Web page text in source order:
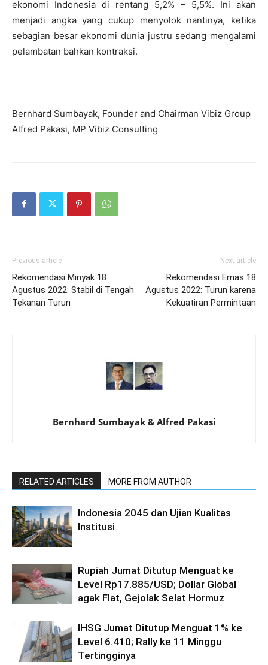
ekonomi Indonesia di rentang 5,2% – 5,5%. Ini akan
menjadi angka yang cukup menyolok nantinya, ketika
sebagian besar ekonomi dunia justru sedang mengalami
pelambatan bahkan kontraksi.
Bernhard Sumbayak, Founder and Chairman Vibiz Group
Alfred Pakasi, MP Vibiz Consulting
Previous article
Rekomendasi Minyak 18
Agustus 2022: Stabil di Tengah
Tekanan Turun
Next article
Rekomendasi Emas 18
Agustus 2022: Turun karena
Kekuatiran Permintaan
Bernhard Sumbayak & Alfred Pakasi
RELATED ARTICLES MORE FROM AUTHOR
Indonesia 2045 dan Ujian Kualitas
Institusi
Rupiah Jumat Ditutup Menguat ke
Level Rp17.885/USD; Dollar Global
agak Flat, Gejolak Selat Hormuz
IHSG Jumat Ditutup Menguat 1% ke
Level 6.410; Rally ke 11 Minggu
Tertingginya